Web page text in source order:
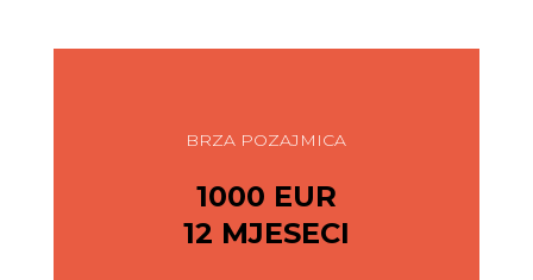
BRZA POZAJMICA
1000 EUR
12 MJESECI